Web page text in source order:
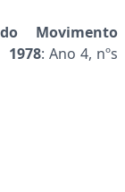
Movimento
: Ano 4, nºs